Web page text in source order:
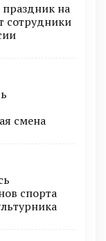
на
сотрудники
смена
спорта